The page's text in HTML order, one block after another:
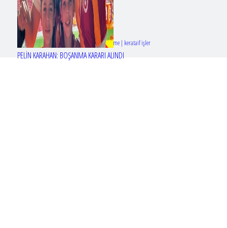
PELİN KARAHAN: BOŞANMA KARARI ALINDI
Tasarım & Geliştirme | kerataif işler